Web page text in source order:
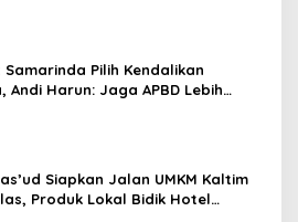
Samarinda Pilih Kendalikan
Andi Harun: Jaga APBD Lebih
Siapkan Jalan UMKM Kaltim
Produk Lokal Bidik Hotel